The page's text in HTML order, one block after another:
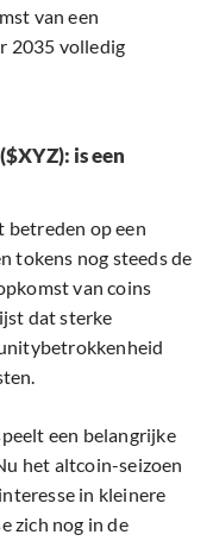
van een
2035 volledig
is een
betreden op een
tokens nog steeds de
van coins
dat sterke
een belangrijke
het altcoin-seizoen
in kleinere
zich nog in de